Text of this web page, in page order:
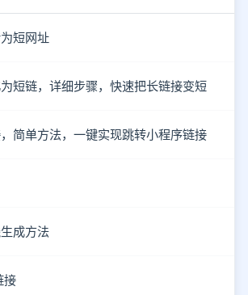
短网址
短链，详细步骤，快速把长链接变短
简单方法，一键实现跳转小程序链接
成方法
接